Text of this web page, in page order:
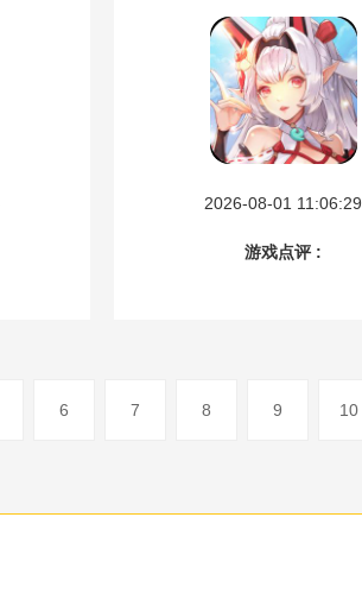
2026-08-01 11:06:29
游戏点评 :
6 7 8 9 10